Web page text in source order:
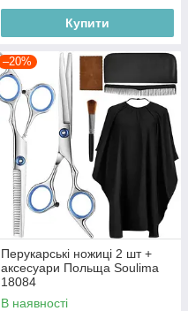
Купити
–20%
Перукарські ножиці 2 шт +
аксесуари Польща Soulima
18084
В наявності